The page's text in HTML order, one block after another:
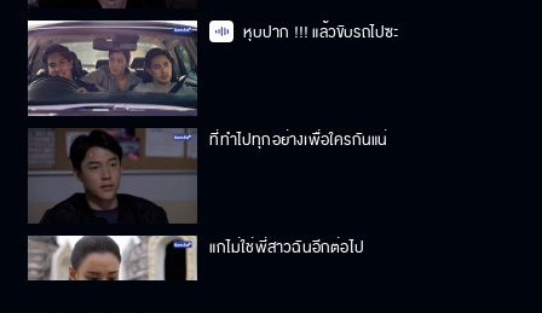
หุบปาก !!! แล้วขับรถไปซะ
ที่ทำไปทุกอย่างเพื่อใครกันแน่
แกไม่ใช่พี่สาวฉันอีกต่อไป